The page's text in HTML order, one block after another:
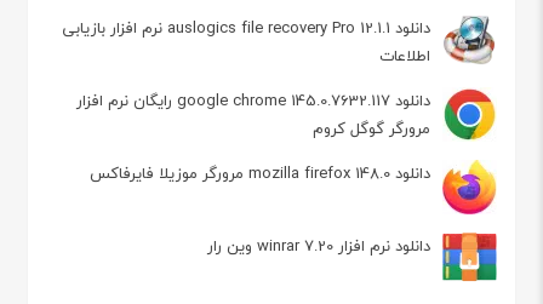
دانلود auslogics file recovery Pro 12.1.1 نرم افزار بازیابی
اطلاعات
دانلود google chrome 145.0.7632.117 رایگان نرم افزار
مرورگر گوگل کروم
دانلود mozilla firefox 148.0 مرورگر موزیلا فایرفاکس
دانلود نرم افزار winrar 7.20 وین رار